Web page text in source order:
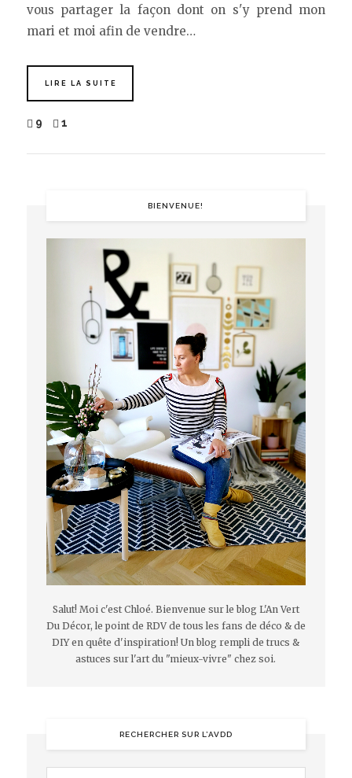
vous partager la façon dont on s'y prend mon
mari et moi afin de vendre…
LIRE LA SUITE
9 1
BIENVENUE!
Salut! Moi c'est Chloé. Bienvenue sur le blog L'An Vert
Du Décor, le point de RDV de tous les fans de déco & de
DIY en quête d'inspiration! Un blog rempli de trucs &
astuces sur l'art du "mieux-vivre" chez soi.
RECHERCHER SUR L’AVDD